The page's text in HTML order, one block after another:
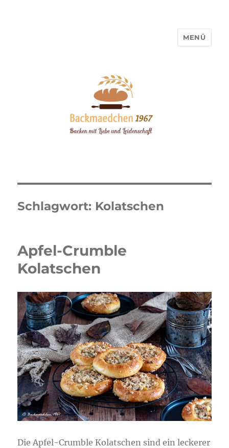
MENÜ
Schlagwort: Kolatschen
Apfel-Crumble
Kolatschen
Die Apfel-Crumble Kolatschen sind ein leckerer